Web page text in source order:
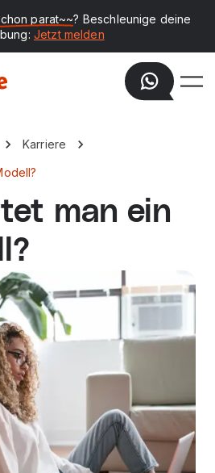
parat~~? Beschleunige deine
Jetzt melden
Karriere
man ein